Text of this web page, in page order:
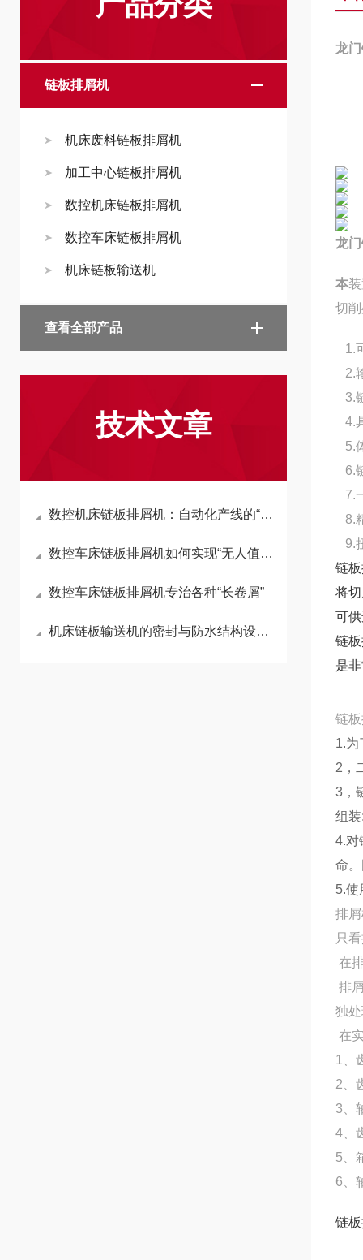
链板排屑机
机床废料链板排屑机
加工中心链板排屑机
数控机床链板排屑机
数控车床链板排屑机
机床链板输送机
查看全部产品
技术文章
数控机床链板排屑机：自动化产线的“清道夫”
数控车床链板排屑机如何实现“无人值守”清理？
数控车床链板排屑机专治各种“长卷屑”
机床链板输送机的密封与防水结构设计原理
龙
龙
本
切
1.
2.
3.
4.
5.
6.
7.
8.
9.
链
将
可
链
是
链
1.为
2，
3，
组
4.对
命
5.使
排
只
在
排
独
在
1、
2、
3、
4、
5、
6、
链